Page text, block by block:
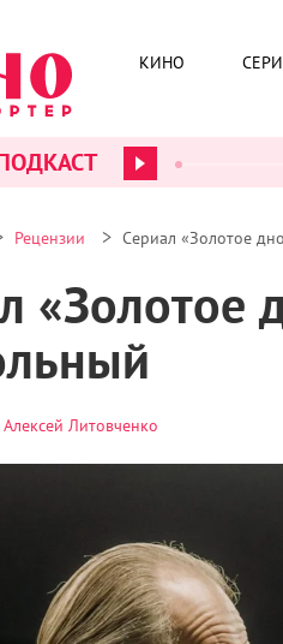
КИНО
Рецензии > Сериал «Золотое
Алексей Литовченко